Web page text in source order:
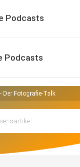
Podcasts
Podcasts
Der Fotografie-Talk der